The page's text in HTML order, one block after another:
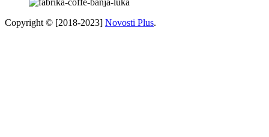
Copyright © [2018-2023] Novosti Plus.